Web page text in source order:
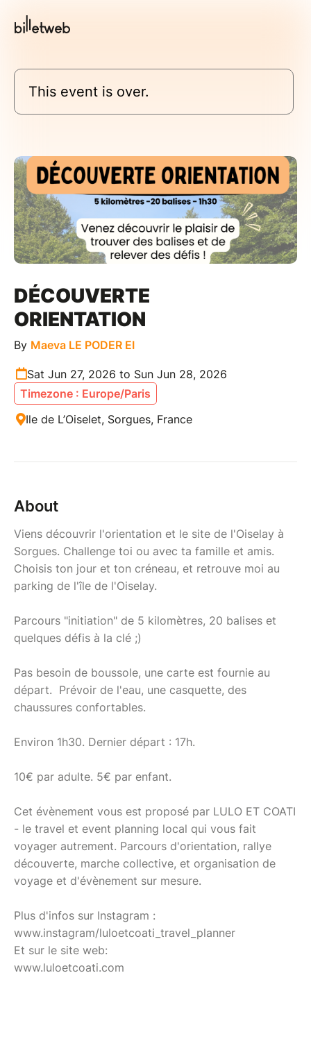
This event is over.
DÉCOUVERTE
ORIENTATION
By Maeva LE PODER EI
Sat Jun 27, 2026 to Sun Jun 28, 2026
Timezone : Europe/Paris
Ile de L’Oiselet, Sorgues, France
About
Viens découvrir l'orientation et le site de l'Oiselay à
Sorgues. Challenge toi ou avec ta famille et amis.
Choisis ton jour et ton créneau, et retrouve moi au
parking de l'île de l'Oiselay.
Parcours "initiation" de 5 kilomètres, 20 balises et
quelques défis à la clé ;)
Pas besoin de boussole, une carte est fournie au
départ. Prévoir de l'eau, une casquette, des
chaussures confortables.
Environ 1h30. Dernier départ : 17h.
10€ par adulte. 5€ par enfant.
Cet évènement vous est proposé par LULO ET COATI
- le travel et event planning local qui vous fait
voyager autrement. Parcours d'orientation, rallye
découverte, marche collective, et organisation de
voyage et d'évènement sur mesure.
Plus d'infos sur Instagram :
www.instagram/luloetcoati_travel_planner
Et sur le site web:
www.luloetcoati.com